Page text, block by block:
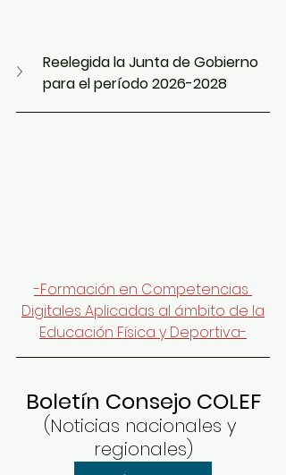
Reelegida la Junta de Gobierno
para el período 2026-2028
-Formación en Competencias
Digitales Aplicadas al ámbito de la
Educación Física y Deportiva-
Boletín Consejo COLEF
(Noticias nacionales y
regionales)